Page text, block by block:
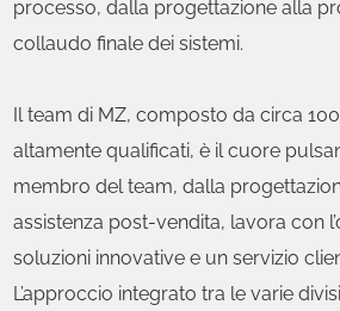
processo, dalla progettazione alla
collaudo finale dei sistemi.
Il team di MZ, composto da circa
altamente qualificati, è il cuore
membro del team, dalla
assistenza post-vendita, lavora con
soluzioni innovative e un servizio
L’approccio integrato tra le varie